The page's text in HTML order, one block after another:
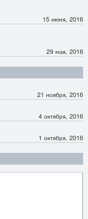
15 июня, 2016
29 мая, 2016
21 ноября, 2016
4 октября, 2016
1 октября, 2016